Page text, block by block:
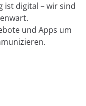
ist digital – wir sind
und Apps um